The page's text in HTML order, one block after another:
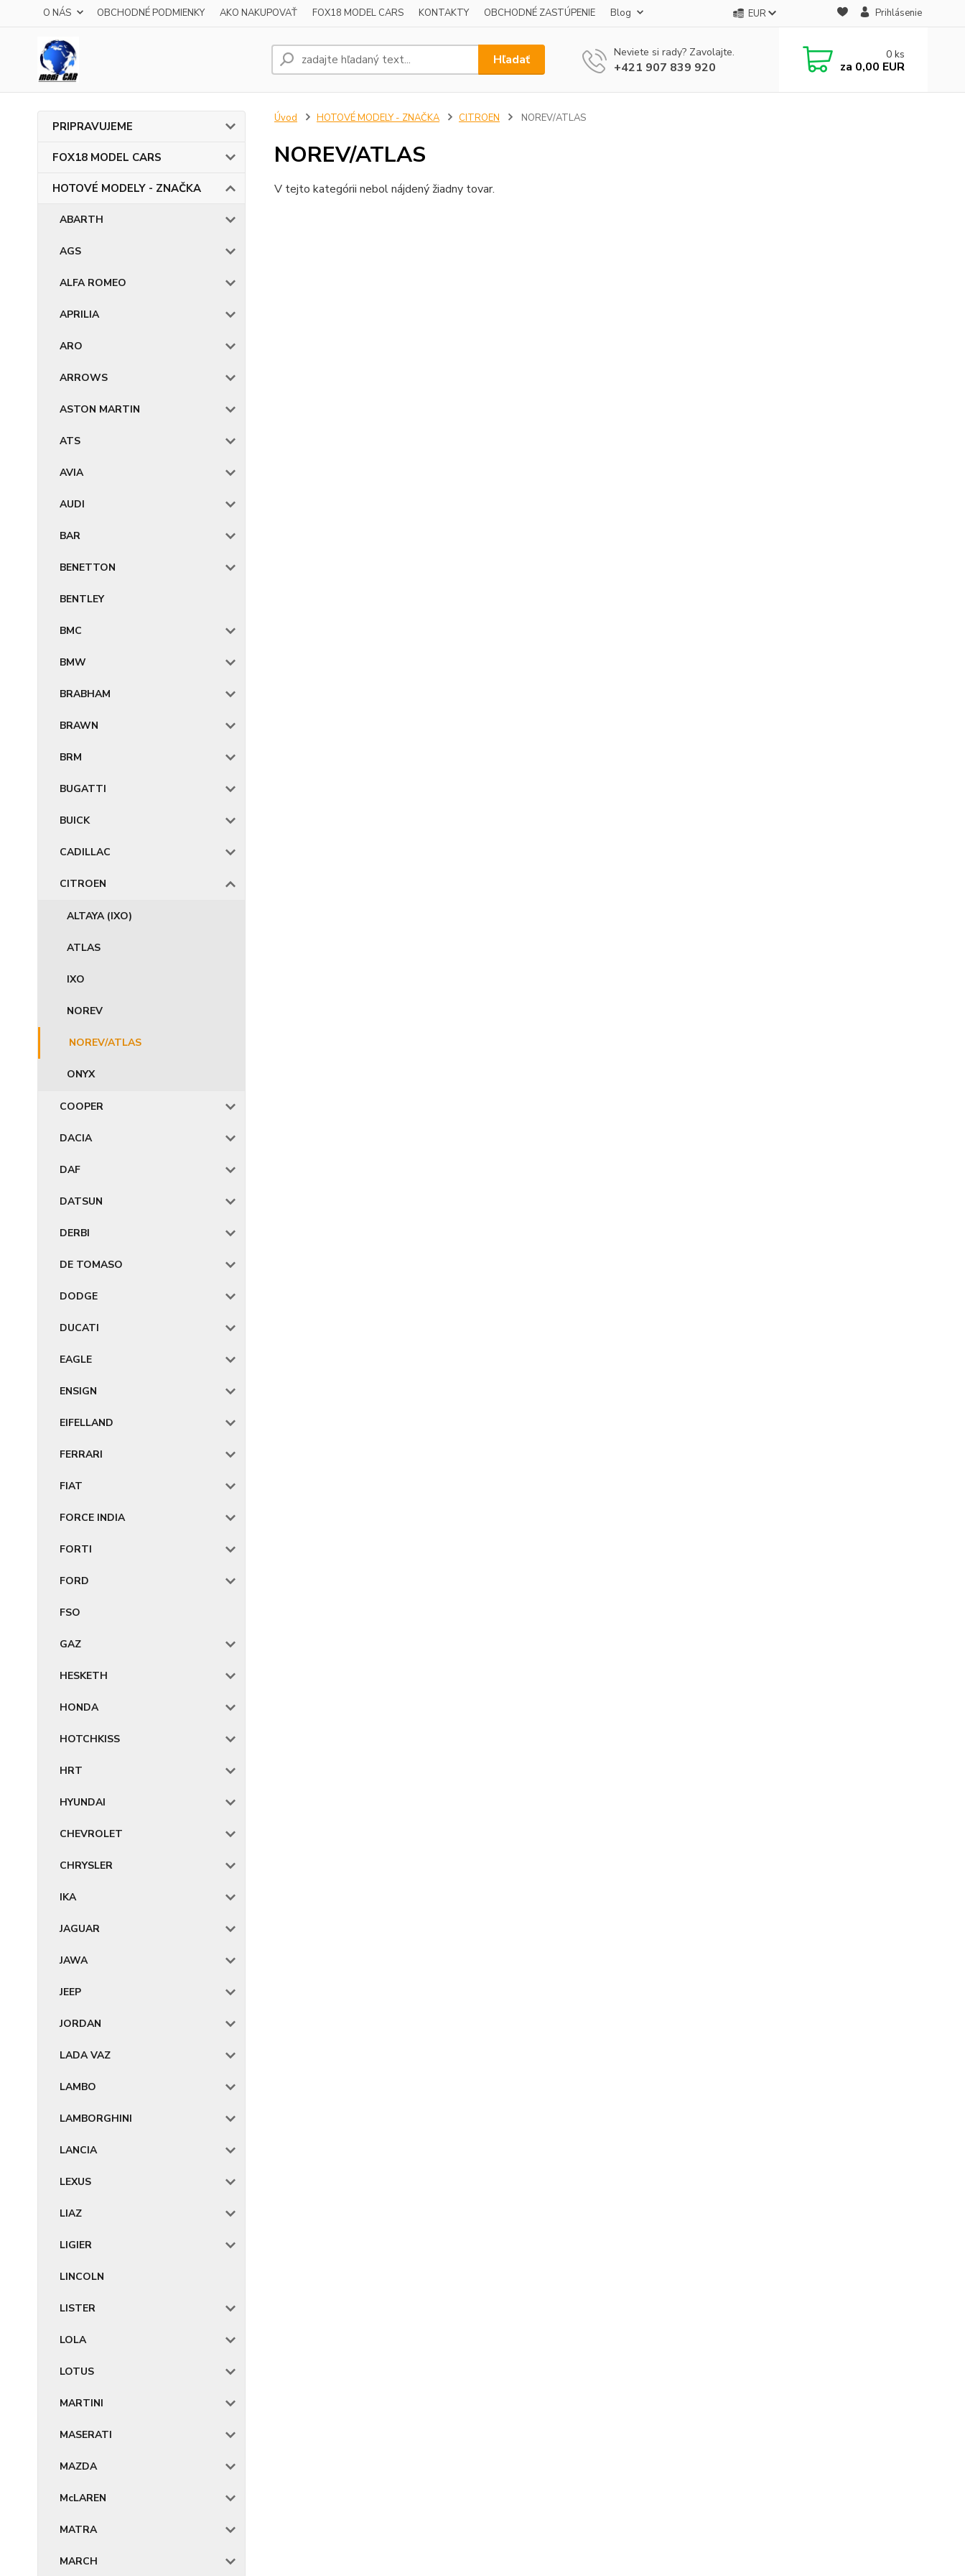
O NÁS OBCHODNÉ PODMIENKY AKO NAKUPOVAŤ FOX18 MODEL CARS KONTAKTY OBCHODNÉ ZASTÚPENIE Blog EUR Prihlásenie
Hľadať Neviete si rady? Zavolajte.
+421 907 839 920
0 ks
za 0,00 EUR
PRIPRAVUJEME
FOX18 MODEL CARS
HOTOVÉ MODELY - ZNAČKA
ABARTH
AGS
ALFA ROMEO
APRILIA
ARO
ARROWS
ASTON MARTIN
ATS
AVIA
AUDI
BAR
BENETTON
BENTLEY
BMC
BMW
BRABHAM
BRAWN
BRM
BUGATTI
BUICK
CADILLAC
CITROEN
ALTAYA (IXO)
ATLAS
IXO
NOREV
NOREV/ATLAS
ONYX
COOPER
DACIA
DAF
DATSUN
DERBI
DE TOMASO
DODGE
DUCATI
EAGLE
ENSIGN
EIFELLAND
FERRARI
FIAT
FORCE INDIA
FORTI
FORD
FSO
GAZ
HESKETH
HONDA
HOTCHKISS
HRT
HYUNDAI
CHEVROLET
CHRYSLER
IKA
JAGUAR
JAWA
JEEP
JORDAN
LADA VAZ
LAMBO
LAMBORGHINI
LANCIA
LEXUS
LIAZ
LIGIER
LINCOLN
LISTER
LOLA
LOTUS
MARTINI
MASERATI
MAZDA
McLAREN
MATRA
MARCH
Úvod HOTOVÉ MODELY - ZNAČKA CITROEN NOREV/ATLAS
NOREV/ATLAS
V tejto kategórii nebol nájdený žiadny tovar.